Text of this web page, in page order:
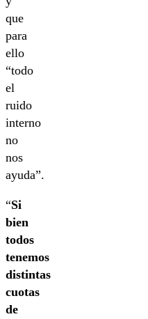
que
para
ello
“todo
el
ruido
interno
no
nos
ayuda”.
“Si
bien
todos
tenemos
distintas
cuotas
de